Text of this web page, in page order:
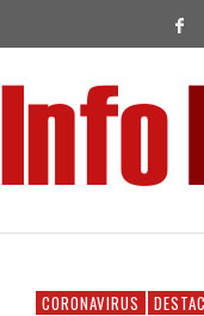
CORONAVIRUS